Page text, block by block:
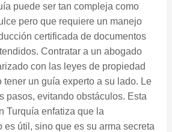
puede ser tan compleja como
pero que requiere un manejo
certificada de documentos
Contratar a un abogado
con las leyes de propiedad
tener un guía experto a su lado. Le
pasos, evitando obstáculos. Esta
Turquía enfatiza que la
es útil, sino que es su arma secreta